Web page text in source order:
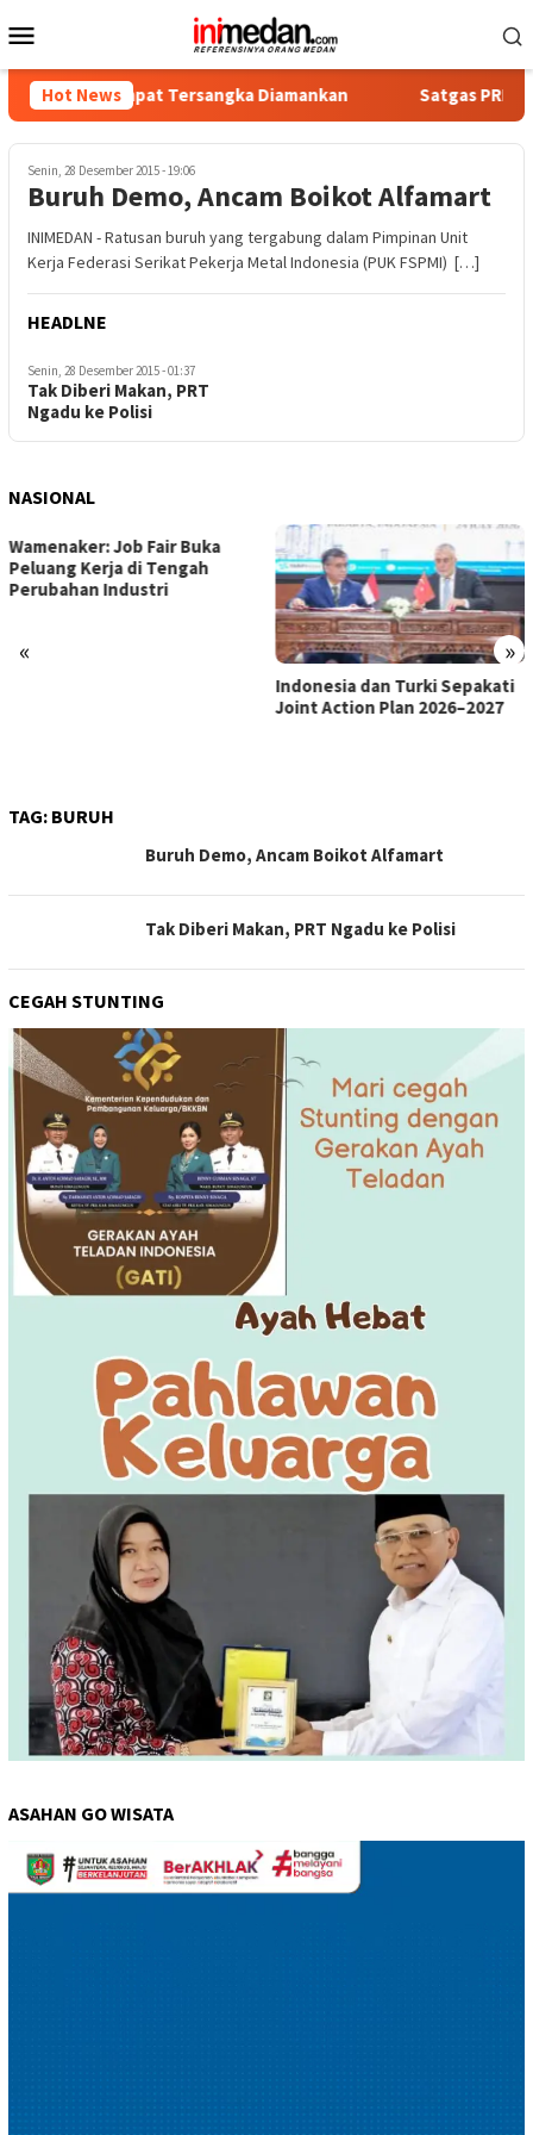
ke
Mobile
Hot News
Empat Tersangka Diamankan Satgas PRR Pacu
Senin, 28 Desember 2015 - 19:06
Buruh Demo, Ancam Boikot Alfamart
INIMEDAN - Ratusan buruh yang tergabung dalam Pimpinan Unit
Kerja Federasi Serikat Pekerja Metal Indonesia (PUK FSPMI) […]
HEADLNE
Senin, 28 Desember 2015 - 01:37
Tak Diberi Makan, PRT
Ngadu ke Polisi
NASIONAL
« »
Satgas PRR Pacu Realisasi
Tambahan TKD Aceh Rp1,65
TAG: BURUH
Buruh Demo, Ancam Boikot Alfamart
Tak Diberi Makan, PRT Ngadu ke Polisi
CEGAH STUNTING
ASAHAN GO WISATA
Pemutar
Video